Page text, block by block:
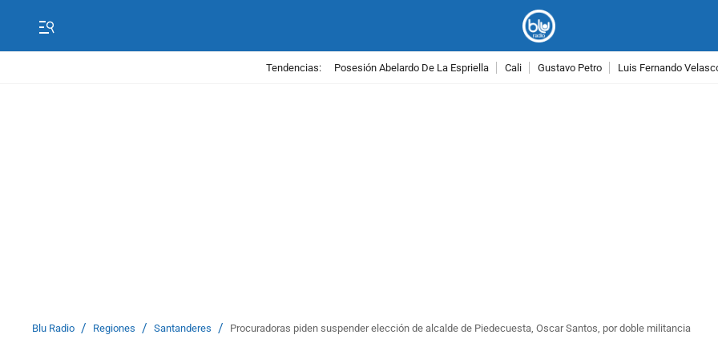
Tendencias: Posesión Abelardo De La Espriella Cali Gustavo Petro Luis Fernando
Blu Radio / Regiones / Santanderes / Procuradoras piden suspender elección de alcalde de Piedecuesta, Oscar Santos, por doble militancia